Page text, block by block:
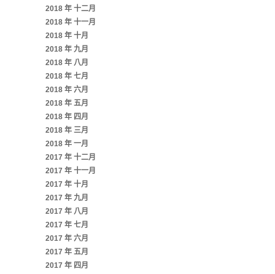
2018 年 十二月
2018 年 十一月
2018 年 十月
2018 年 九月
2018 年 八月
2018 年 七月
2018 年 六月
2018 年 五月
2018 年 四月
2018 年 三月
2018 年 一月
2017 年 十二月
2017 年 十一月
2017 年 十月
2017 年 九月
2017 年 八月
2017 年 七月
2017 年 六月
2017 年 五月
2017 年 四月